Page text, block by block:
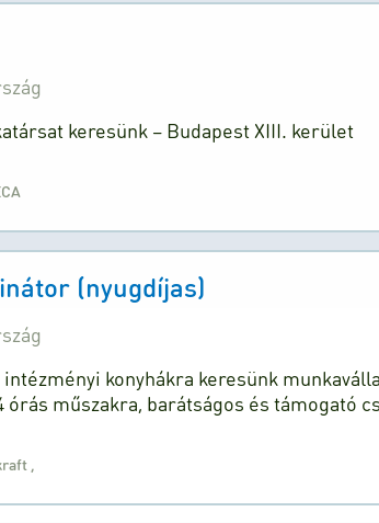
keresünk – Budapest XIII. kerület
(nyugdíjas)
konyhákra keresünk
órás műszakra, barátságos és támogató